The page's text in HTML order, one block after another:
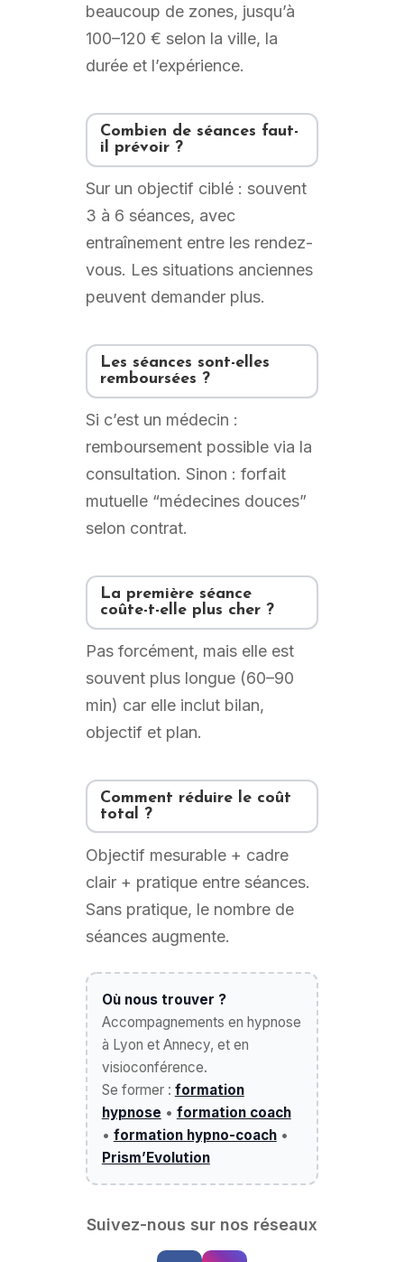
beaucoup de zones, jusqu’à
100–120 € selon la ville, la
durée et l’expérience.
Combien de séances faut-
il prévoir ?
Sur un objectif ciblé : souvent
3 à 6 séances, avec
entraînement entre les rendez-
vous. Les situations anciennes
peuvent demander plus.
Les séances sont-elles
remboursées ?
Si c’est un médecin :
remboursement possible via la
consultation. Sinon : forfait
mutuelle “médecines douces”
selon contrat.
La première séance
coûte-t-elle plus cher ?
Pas forcément, mais elle est
souvent plus longue (60–90
min) car elle inclut bilan,
objectif et plan.
Comment réduire le coût
total ?
Objectif mesurable + cadre
clair + pratique entre séances.
Sans pratique, le nombre de
séances augmente.
Où nous trouver ?
Accompagnements en hypnose
à Lyon et Annecy, et en
visioconférence.
Se former : formation
hypnose • formation coach
• formation hypno-coach•
Prism’Evolution
Suivez-nous sur nos réseaux